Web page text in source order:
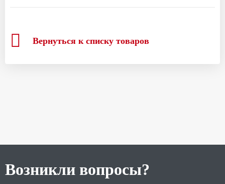
Вернуться к списку товаров
Возникли вопросы?